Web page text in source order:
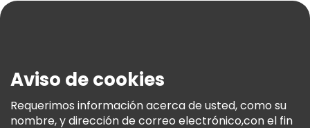
Términos E Información Legal
Política De Cookies
Freetour Premios
Aviso de cookies
Requerimos información acerca de usted, como su
nombre, y dirección de correo electrónico,con el fin